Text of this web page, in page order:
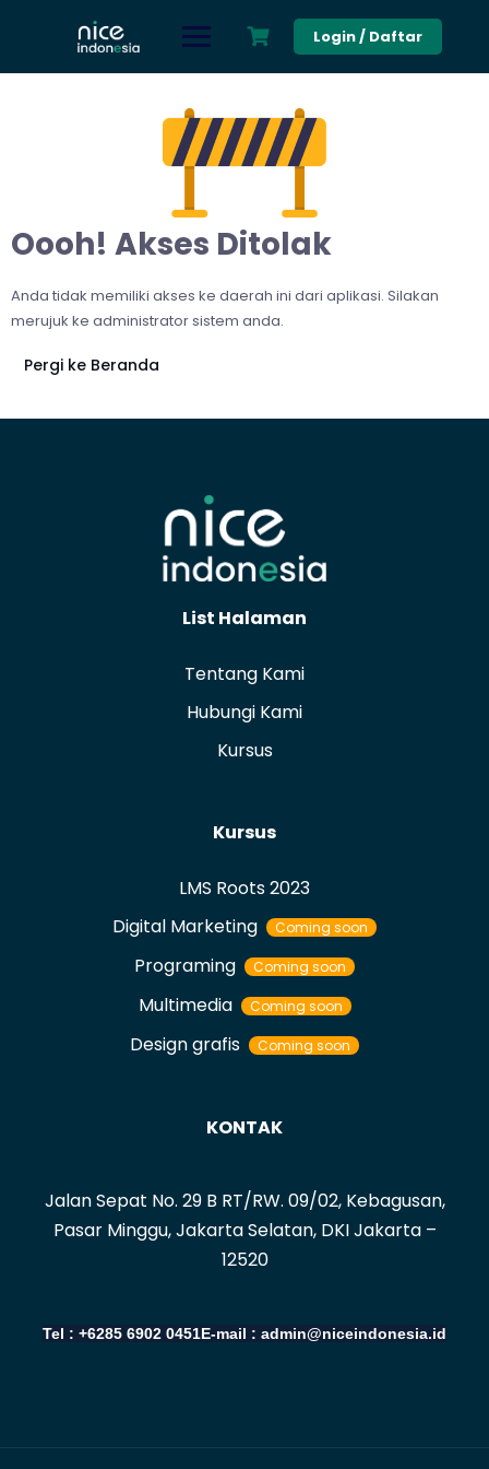
Login / Daftar
Oooh! Akses Ditolak
Anda tidak memiliki akses ke daerah ini dari aplikasi. Silakan
merujuk ke administrator sistem anda.
Pergi ke Beranda
List Halaman
Tentang Kami
Hubungi Kami
Kursus
Kursus
LMS Roots 2023
Digital Marketing
Coming soon
Programing Coming soon
Multimedia Coming soon
Design grafis Coming soon
KONTAK
Jalan Sepat No. 29 B RT/RW. 09/02, Kebagusan,
Pasar Minggu, Jakarta Selatan, DKI Jakarta –
12520
Tel : +6285 6902 0451E-mail : admin@niceindonesia.id